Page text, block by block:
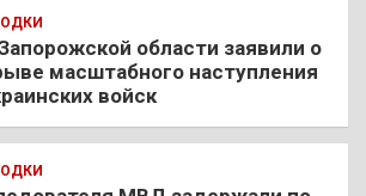
области заявили о
масштабного наступления
войск